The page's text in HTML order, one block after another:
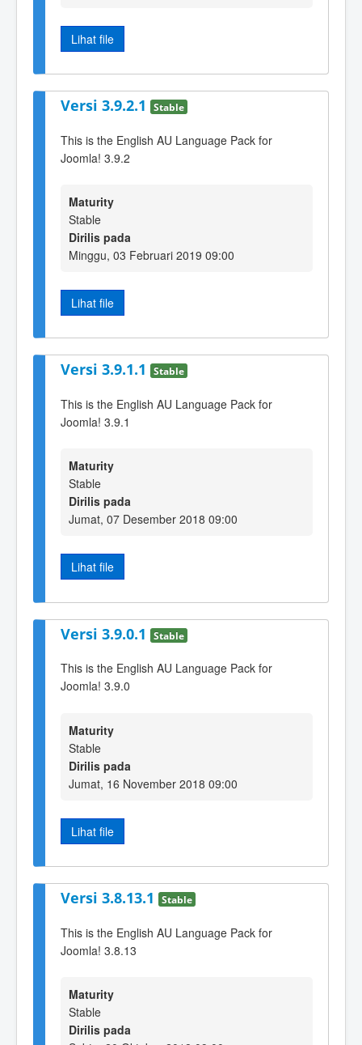
Lihat file
Versi 3.9.2.1 Stable
This is the English AU Language Pack for
Joomla! 3.9.2
Maturity
Stable
Dirilis pada
Minggu, 03 Februari 2019 09:00
Lihat file
Versi 3.9.1.1 Stable
This is the English AU Language Pack for
Joomla! 3.9.1
Maturity
Stable
Dirilis pada
Jumat, 07 Desember 2018 09:00
Lihat file
Versi 3.9.0.1 Stable
This is the English AU Language Pack for
Joomla! 3.9.0
Maturity
Stable
Dirilis pada
Jumat, 16 November 2018 09:00
Lihat file
Versi 3.8.13.1 Stable
This is the English AU Language Pack for
Joomla! 3.8.13
Maturity
Stable
Dirilis pada